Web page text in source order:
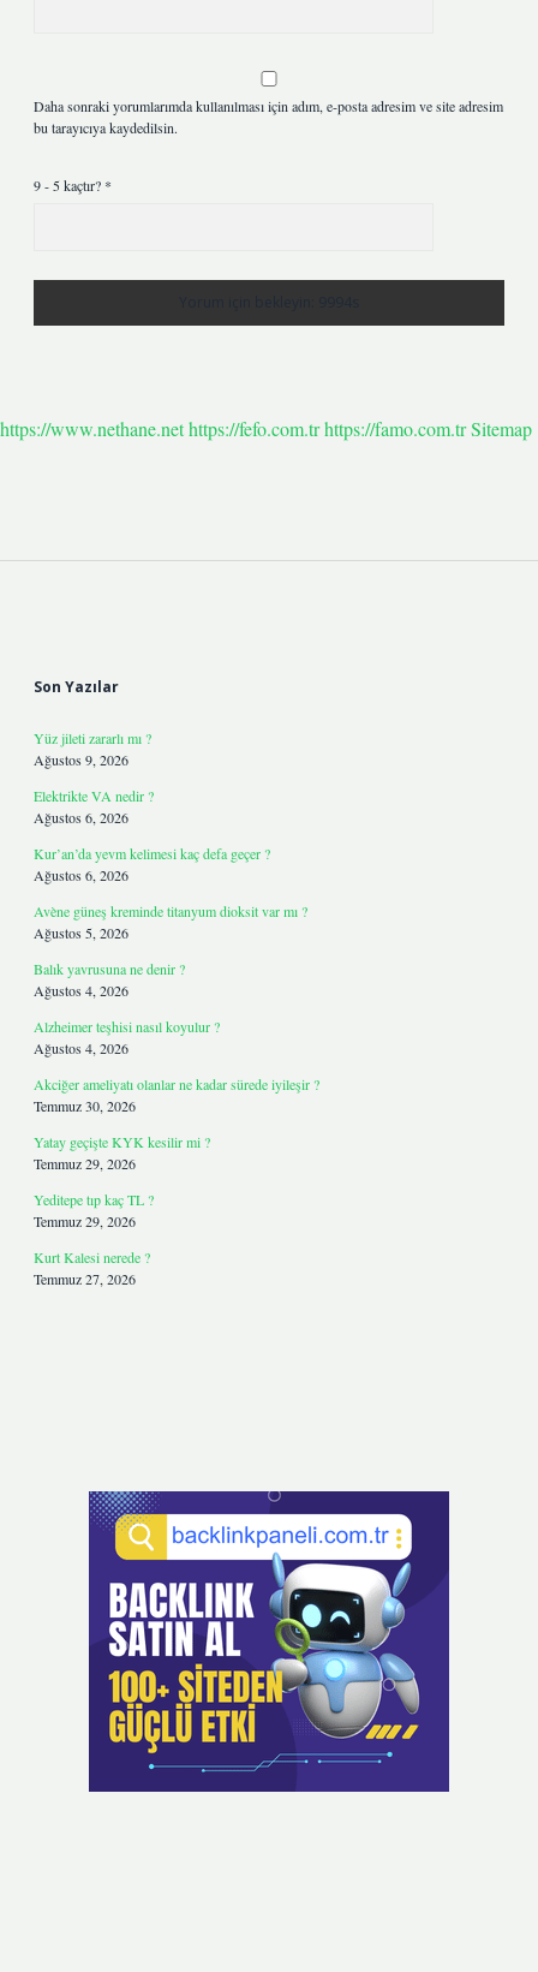
Daha sonraki yorumlarımda kullanılması için adım, e-posta adresim ve site adresim
bu tarayıcıya kaydedilsin.
9 - 5 kaçtır? *
https://www.nethane.nethttps://fefo.com.trhttps://famo.com.trSitemap
Son Yazılar
Yüz jileti zararlı mı ?
Ağustos 9, 2026
Elektrikte VA nedir ?
Ağustos 6, 2026
Kur’an’da yevm kelimesi kaç defa geçer ?
Ağustos 6, 2026
Avène güneş kreminde titanyum dioksit var mı ?
Ağustos 5, 2026
Balık yavrusuna ne denir ?
Ağustos 4, 2026
Alzheimer teşhisi nasıl koyulur ?
Ağustos 4, 2026
Akciğer ameliyatı olanlar ne kadar sürede iyileşir ?
Temmuz 30, 2026
Yatay geçişte KYK kesilir mi ?
Temmuz 29, 2026
Yeditepe tıp kaç TL ?
Temmuz 29, 2026
Kurt Kalesi nerede ?
Temmuz 27, 2026